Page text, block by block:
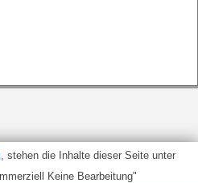
, stehen die Inhalte dieser Seite unter